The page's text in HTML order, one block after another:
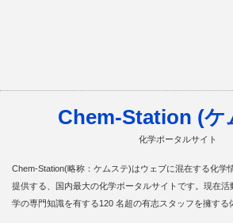
Chem-Station (ケ
化学ポータルサイト
Chem-Station(略称：ケムステ)はウェブに混在する化学
提供する、国内最大の化学ポータルサイトです。現在
学の専門知識を有する120 名超の有志スタッフを擁する